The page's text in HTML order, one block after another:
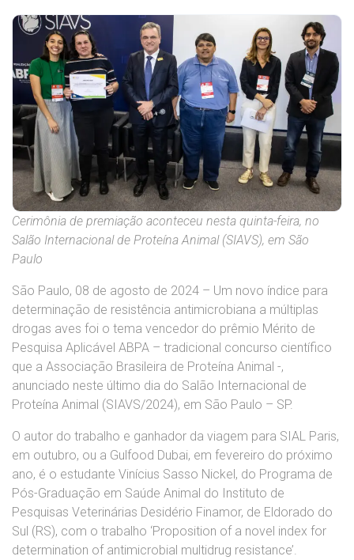
Cerimônia de premiação aconteceu nesta quinta-feira, no
Salão Internacional de Proteína Animal (SIAVS), em São
Paulo
São Paulo, 08 de agosto de 2024 – Um novo índice para
determinação de resistência antimicrobiana a múltiplas
drogas aves foi o tema vencedor do prêmio Mérito de
Pesquisa Aplicável ABPA – tradicional concurso científico
que a Associação Brasileira de Proteína Animal -,
anunciado neste último dia do Salão Internacional de
Proteína Animal (SIAVS/2024), em São Paulo – SP.
O autor do trabalho e ganhador da viagem para SIAL Paris,
em outubro, ou a Gulfood Dubai, em fevereiro do próximo
ano, é o estudante Vinícius Sasso Nickel, do Programa de
Pós-Graduação em Saúde Animal do Instituto de
Pesquisas Veterinárias Desidério Finamor, de Eldorado do
Sul (RS), com o trabalho ‘Proposition of a novel index for
determination of antimicrobial multidrug resistance’.